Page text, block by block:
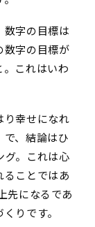
数字の目標は
数字の目標が
。これはいわ
り幸せになれ
で、結論はひ
グ。これは心
ることではあ
先になるであ
りです。